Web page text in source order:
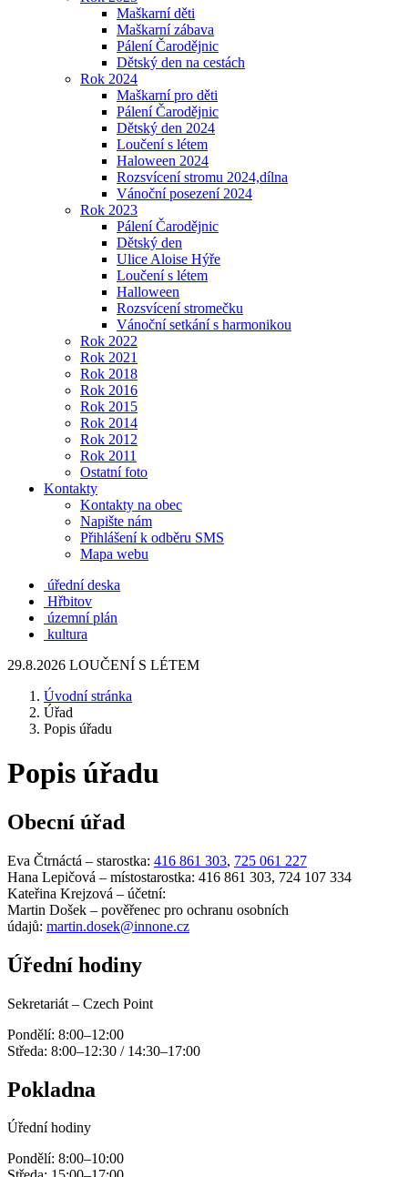
Maškarní děti
Maškarní zábava
Pálení Čarodějnic
Dětský den na cestách
Rok 2024
Maškarní pro děti
Pálení Čarodějnic
Dětský den 2024
Loučení s létem
Haloween 2024
Rozsvícení stromu 2024,dílna
Vánoční posezení 2024
Rok 2023
Pálení Čarodějnic
Dětský den
Ulice Aloise Hýře
Loučení s létem
Halloween
Rozsvícení stromečku
Vánoční setkání s harmonikou
Rok 2022
Rok 2021
Rok 2018
Rok 2016
Rok 2015
Rok 2014
Rok 2012
Rok 2011
Ostatní foto
Kontakty
Kontakty na obec
Napište nám
Přihlášení k odběru SMS
Mapa webu
úřední deska
Hřbitov
územní plán
kultura
29.8.2026 LOUČENÍ S LÉTEM
Úvodní stránka
Úřad
Popis úřadu
Popis úřadu
Obecní úřad
Eva Čtrnáctá – starostka: 416 861 303, 725 061 227
Hana Lepičová – místostarostka: 416 861 303, 724 107 334
Kateřina Krejzová – účetní:
Martin Došek – pověřenec pro ochranu osobních
údajů: martin.dosek@innone.cz
Úřední hodiny
Sekretariát – Czech Point
Pondělí: 8:00–12:00
Středa: 8:00–12:30 / 14:30–17:00
Pokladna
Úřední hodiny
Pondělí: 8:00–10:00